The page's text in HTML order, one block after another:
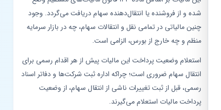
شده و از فروشنده یا انتقال‌دهنده سهام دریافت می‌گردد. وجود
چنین مالیاتی در تمامی نقل و انتقالات سهام، چه در بازار سرمایه
منظم و چه خارج از بورس، الزامی است.
استعلام وضعیت پرداخت این مالیات پیش از هر اقدام رسمی برای
انتقال سهام ضروری است؛ چراکه اداره ثبت شرکت‌ها و دفاتر اسناد
رسمی، قبل از ثبت تغییرات ناشی از انتقال سهام، از وضعیت
پرداخت مالیات استعلام می‌گیرند.